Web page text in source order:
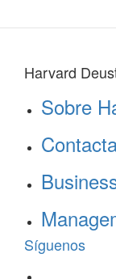
Harvard
Sobre
Síguenos